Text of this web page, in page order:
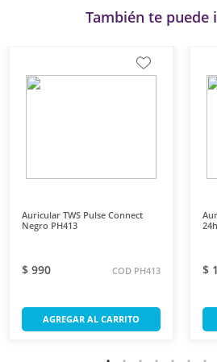
También te puede
Auricular TWS Pulse Connect
Negro PH413
$ 990 COD PH413
AGREGAR AL CARRITO
Auricular TWS Pulse Deep Black
$